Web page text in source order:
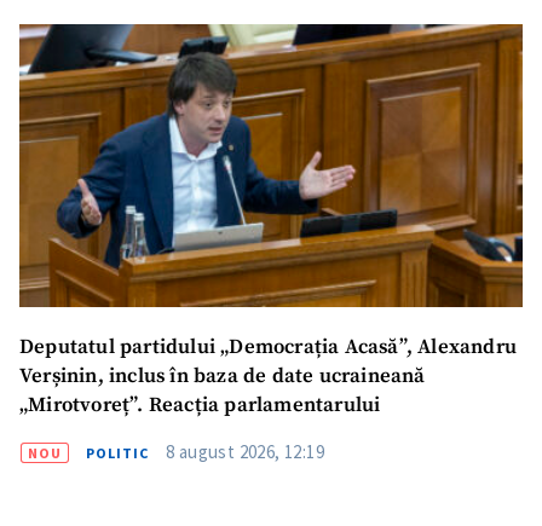
Deputatul partidului „Democrația Acasă”, Alexandru
Verșinin, inclus în baza de date ucraineană
„Mirotvoreț”. Reacția parlamentarului
NOU POLITIC 8 august 2026, 12:19
confidențialitate.
TRIMITE ȘTIREA